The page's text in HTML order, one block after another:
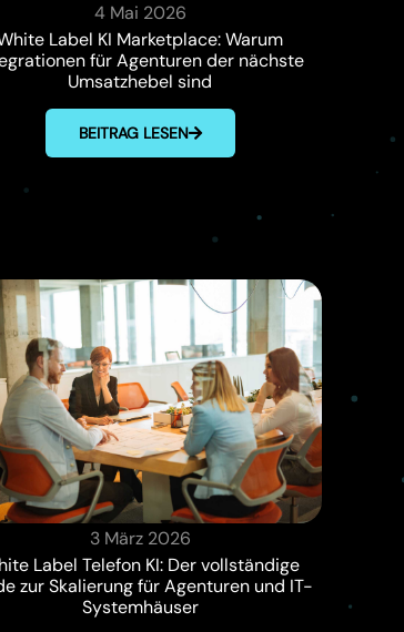
4 Mai 2026
Label KI Marketplace: Warum
für Agenturen der nächste
Umsatzhebel sind
BEITRAG LESEN
3 März 2026
Label Telefon KI: Der vollständige
zur Skalierung für Agenturen und IT-
Systemhäuser